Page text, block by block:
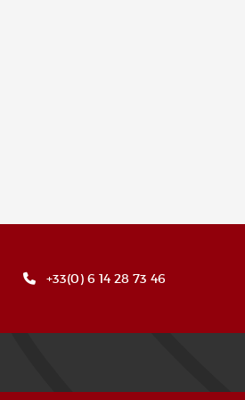
+33(0) 6 14 28 73 46